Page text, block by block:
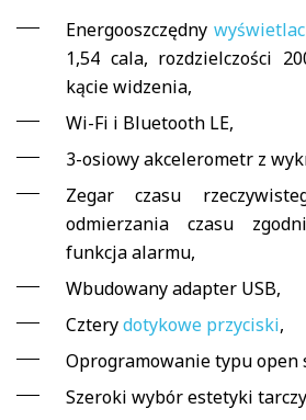
Energooszczędny
1,54 cala, rozdzielczości
kącie widzenia,
Wi-Fi i Bluetooth LE,
3-osiowy akcelerometr z
Zegar czasu
odmierzania czasu
funkcja alarmu,
Wbudowany adapter USB,
Czterydotykowe przyciski,
Oprogramowanie typu open
Szeroki wybór estetyki